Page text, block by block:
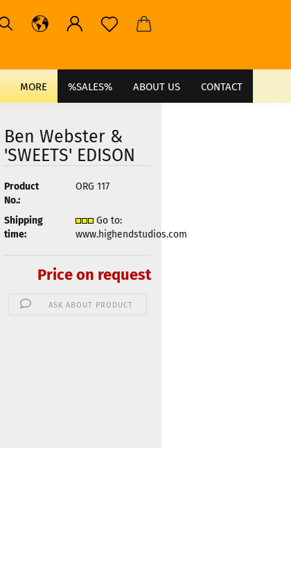
%SALES% ABOUT US CONTACT
MORE
Ben Webster &
'SWEETS' EDISON
Product
No.:
ORG 117
Shipping
time:
Go to:
www.highendstudios.com
Price on request
ASK ABOUT PRODUCT